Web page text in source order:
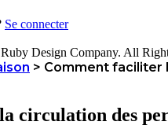
Se connecter
Design Company. All
> Comment faciliter
circulation des